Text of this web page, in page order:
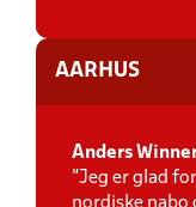
AARHUS
Anders
"Jeg er glad